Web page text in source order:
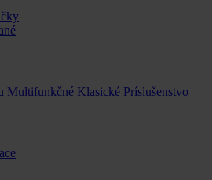
Multifunkčné Klasické Príslušenstvo